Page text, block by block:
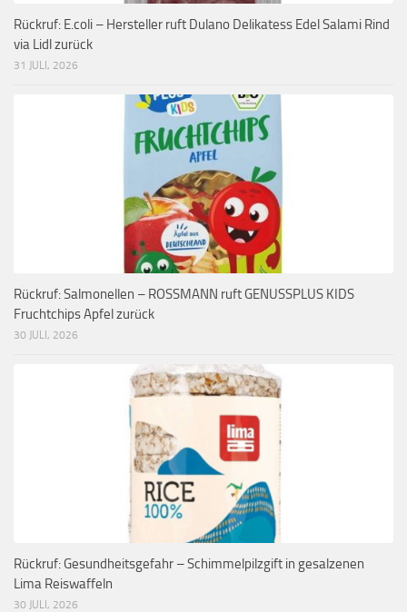
Rückruf: E.coli – Hersteller ruft Dulano Delikatess Edel Salami Rind
via Lidl zurück
31 JULI, 2026
Rückruf: Salmonellen – ROSSMANN ruft GENUSSPLUS KIDS
Fruchtchips Apfel zurück
30 JULI, 2026
Rückruf: Gesundheitsgefahr – Schimmelpilzgift in gesalzenen
Lima Reiswaffeln
30 JULI, 2026